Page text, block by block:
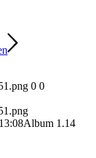
0 0
Album 1.14